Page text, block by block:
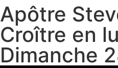
Apôtre
Croître en
Dimanche